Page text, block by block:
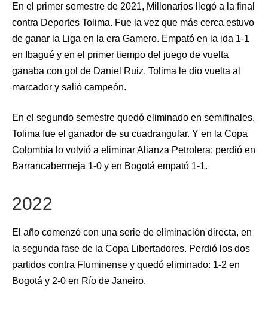
En el primer semestre de 2021, Millonarios llegó a la final
contra Deportes Tolima. Fue la vez que más cerca estuvo
de ganar la Liga en la era Gamero. Empató en la ida 1-1
en Ibagué y en el primer tiempo del juego de vuelta
ganaba con gol de Daniel Ruiz. Tolima le dio vuelta al
marcador y salió campeón.
En el segundo semestre quedó eliminado en semifinales.
Tolima fue el ganador de su cuadrangular. Y en la Copa
Colombia lo volvió a eliminar Alianza Petrolera: perdió en
Barrancabermeja 1-0 y en Bogotá empató 1-1.
2022
El año comenzó con una serie de eliminación directa, en
la segunda fase de la Copa Libertadores. Perdió los dos
partidos contra Fluminense y quedó eliminado: 1-2 en
Bogotá y 2-0 en Río de Janeiro.